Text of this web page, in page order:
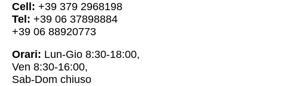
Cell: +39 379 2968198
Tel: +39 06 37898884
+39 06 88920773
Orari: Lun-Gio 8:30-18:00,
Ven 8:30-16:00,
Sab-Dom chiuso